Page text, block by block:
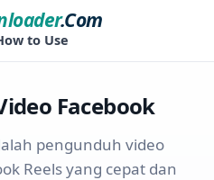
.Com
to Use
Facebook
pengunduh video
Reels yang cepat dan